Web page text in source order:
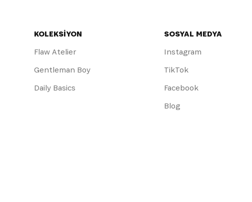
KOLEKSİYON
Flaw Atelier
Gentleman Boy
Daily Basics
SOSYAL MEDYA
Instagram
TikTok
Facebook
Blog